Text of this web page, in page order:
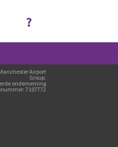
Airport
Group.
onderneming
7107772